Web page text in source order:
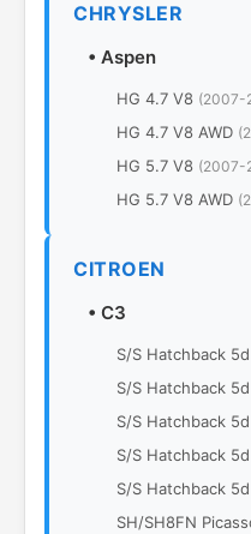
CHRYSLER
• Aspen
HG 4.7 V8 (2007-
HG 4.7 V8 AWD
HG 5.7 V8 (2007-
HG 5.7 V8 AWD
CITROEN
• C3
S/S Hatchback 5d
S/S Hatchback
S/S Hatchback 5d
S/S Hatchback
S/S Hatchback 5d
SH/SH8FN